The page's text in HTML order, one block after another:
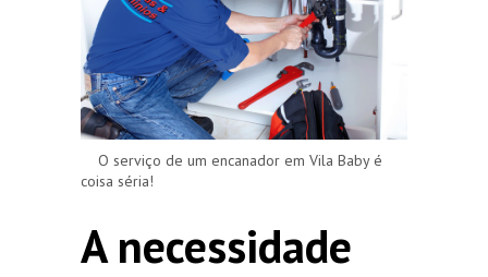
O serviço de um encanador em Vila Baby é
coisa séria!
A necessidade